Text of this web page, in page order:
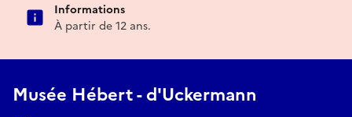
Informations
À partir de 12 ans.
Musée Hébert - d'Uckermann